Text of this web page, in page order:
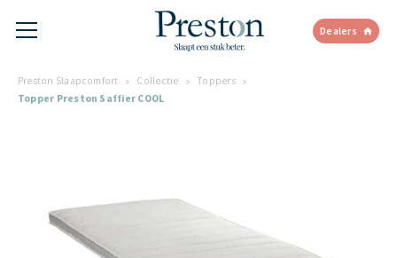
Dealers
Preston Slaapcomfort Collectie
Toppers
Topper Preston Saffier COOL